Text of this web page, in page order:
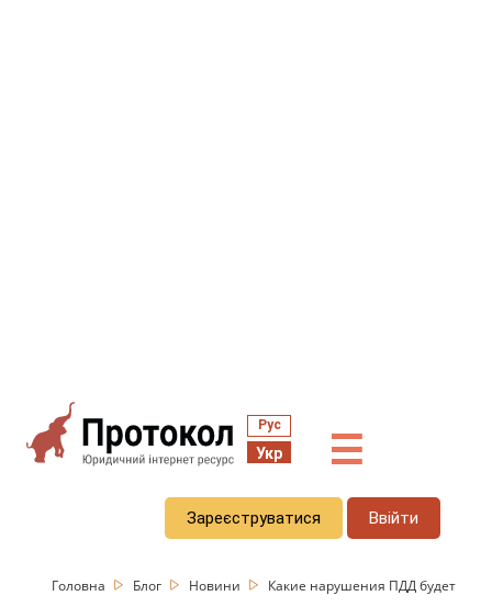
Рус
Укр ☰
Зареєструватися Ввійти
Головна Блог Новини
Какие нарушения ПДД будет